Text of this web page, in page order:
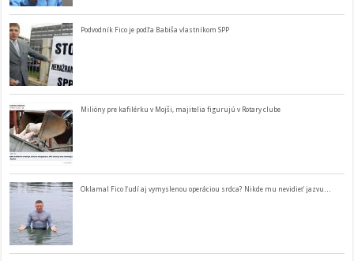
Podvodník Fico je podľa Babiša vlastníkom SPP
Milióny pre kafilérku v Mojši, majitelia figurujú v Rotary clube
Oklamal Fico ľudí aj vymyslenou operáciou srdca? Nikde mu nevidieť jazvu…